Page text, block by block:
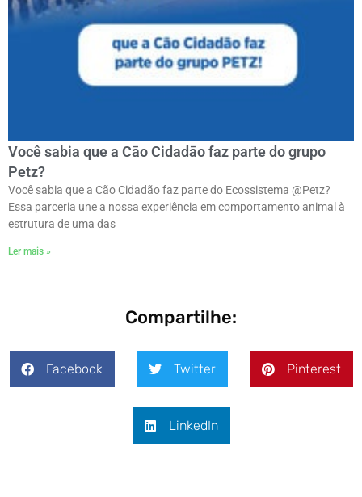
Você sabia que a Cāo Cidadāo faz parte do grupo
Petz?
Você sabia que a Cão Cidadão faz parte do Ecossistema @Petz?
Essa parceria une a nossa experiência em comportamento animal à
estrutura de uma das
Ler mais »
Compartilhe:
Facebook Twitter Pinterest
LinkedIn